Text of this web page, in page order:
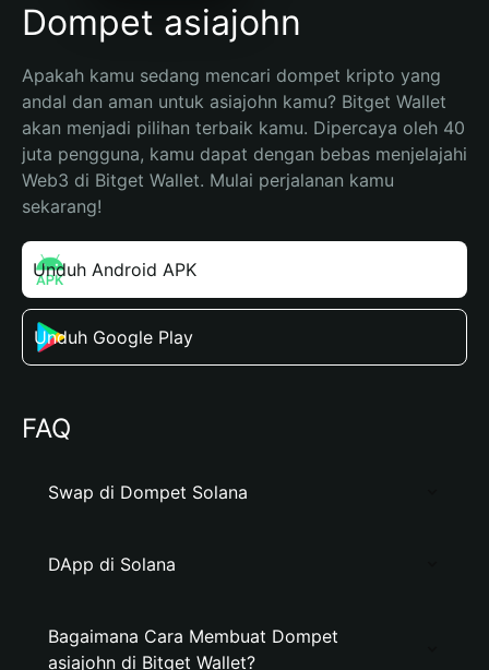
Dompet asiajohn
Apakah kamu sedang mencari dompet kripto yang
andal dan aman untuk asiajohn kamu? Bitget Wallet
akan menjadi pilihan terbaik kamu. Dipercaya oleh 40
juta pengguna, kamu dapat dengan bebas menjelajahi
Web3 di Bitget Wallet. Mulai perjalanan kamu
sekarang!
Unduh Android APK
Unduh Google Play
FAQ
Swap di Dompet Solana
DApp di Solana
Bagaimana Cara Membuat Dompet
asiajohn di Bitget Wallet?